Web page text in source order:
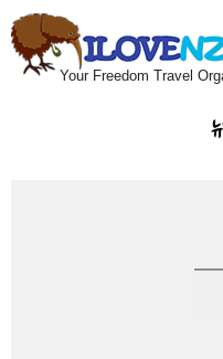
Your Freedom Travel